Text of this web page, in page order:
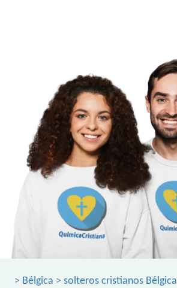
> Bélgica > solteros cristianos Bélgica